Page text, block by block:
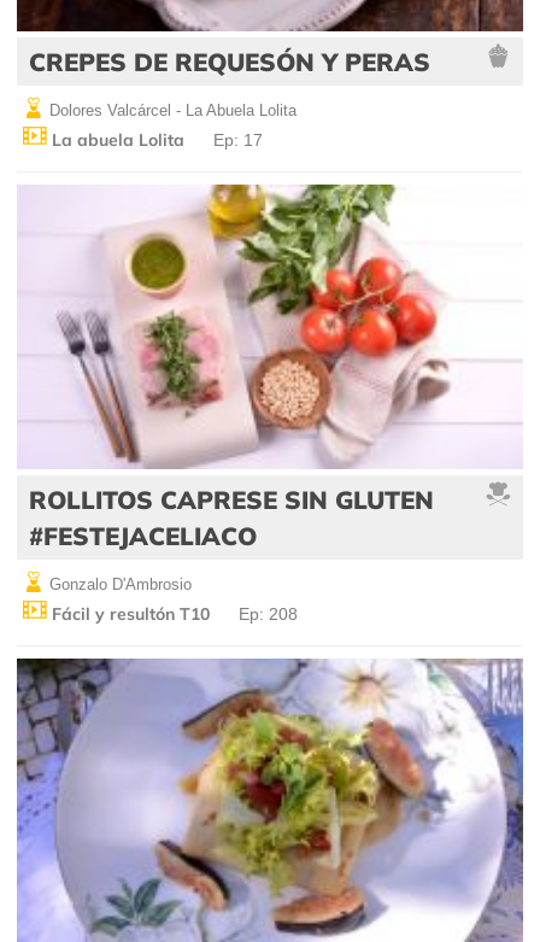
CREPES DE REQUESÓN Y PERAS
Dolores Valcárcel - La Abuela Lolita
La abuela Lolita Ep: 17
ROLLITOS CAPRESE SIN GLUTEN
#FESTEJACELIACO
Gonzalo D'Ambrosio
Fácil y resultón T10 Ep: 208